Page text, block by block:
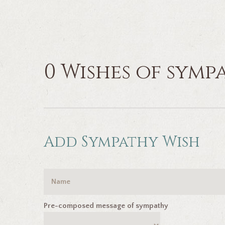
0 Wishes of
Add Sympathy Wish
Pre-composed message of sympathy